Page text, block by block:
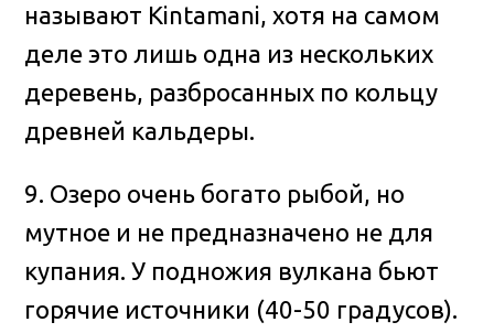
называют Kintamani, хотя на самом
деле это лишь одна из нескольких
деревень, разбросанных по кольцу
древней кальдеры.
9. Озеро очень богато рыбой, но
мутное и не предназначено не для
купания. У подножия вулкана бьют
горячие источники (40-50 градусов).